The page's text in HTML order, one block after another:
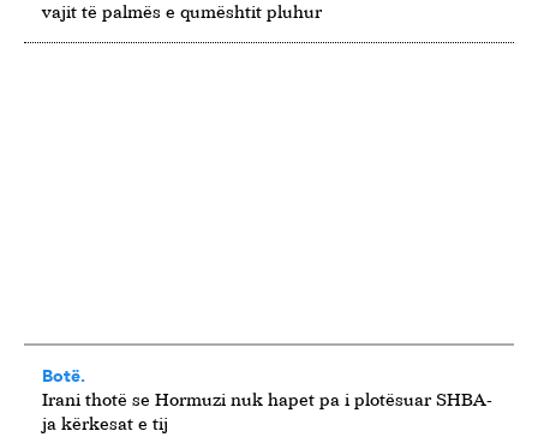
vajit të palmës e qumështit pluhur
Botë.
Irani thotë se Hormuzi nuk hapet pa i plotësuar SHBA-
ja kërkesat e tij